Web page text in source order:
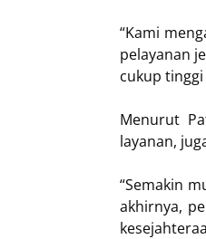
“Kami
pelayanan
cukup
Menurut
layanan,
“Semakin
akhirnya,